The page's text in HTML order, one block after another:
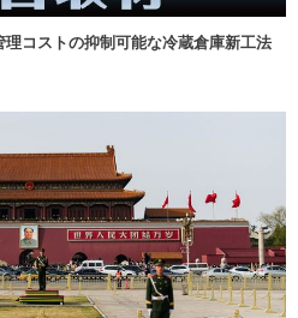
理コストの抑制可能な冷蔵倉庫新工法